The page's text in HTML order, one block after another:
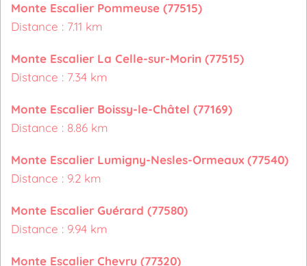
Monte Escalier Pommeuse (77515)
Distance : 7.11 km
Monte Escalier La Celle-sur-Morin (77515)
Distance : 7.34 km
Monte Escalier Boissy-le-Châtel (77169)
Distance : 8.86 km
Monte Escalier Lumigny-Nesles-Ormeaux (77540)
Distance : 9.2 km
Monte Escalier Guérard (77580)
Distance : 9.94 km
Monte Escalier Chevru (77320)